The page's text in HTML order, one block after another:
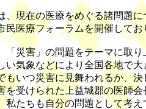
現在の医療をめぐる諸問題に
民医療フォーラムを開催してお
「災害」の問題をテーマに取り
気象などにより全国各地で大
もいつ災害に見舞われるか、
を受けられた上益城郡の医師
私たちも自分の問題として考